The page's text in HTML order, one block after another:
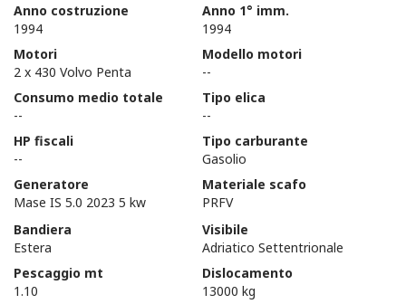
Anno costruzione
1994
Motori
2 x 430 Volvo Penta
Consumo medio totale
--
HP fiscali
--
Generatore
Mase IS 5.0 2023 5 kw
Anno 1° imm.
1994
Modello motori
--
Tipo elica
--
Tipo carburante
Gasolio
Materiale scafo
PRFV
Bandiera
Estera
Pescaggio mt
1.10
Visibile
Adriatico Settentrionale
Dislocamento
13000 kg